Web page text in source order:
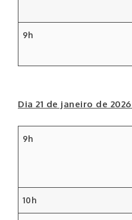
9h
Dia 21 de janeiro de
9h
10h